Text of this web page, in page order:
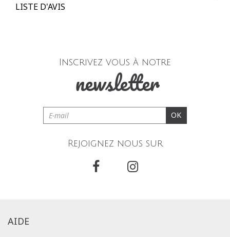
LISTE D'AVIS
Inscrivez vous à notre
newsletter
OK
Rejoignez nous sur
AIDE